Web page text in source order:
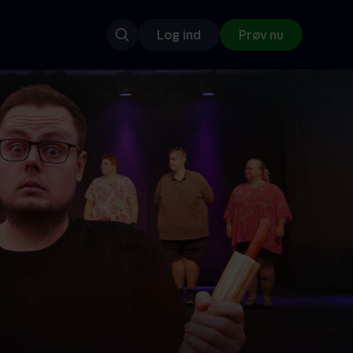
Log ind Prøv nu